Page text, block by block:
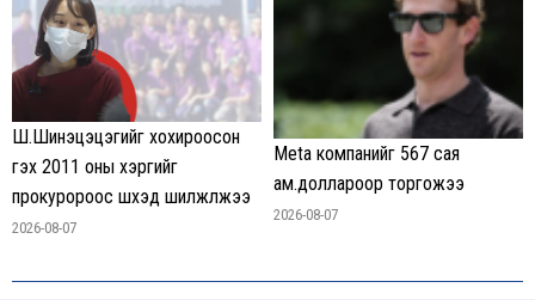
Ш.Шинэцэцэгийг хохироосон
гэх 2011 оны хэргийг
прокуророос шүүхэд шилжүүлжээ
2026-08-07
Meta компанийг 567 сая
ам.доллароор торгожээ
2026-08-07